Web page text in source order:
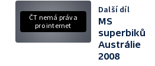
ČT nemá práva
pro internet
Další díl
MS
superbiků
Austrálie
2008